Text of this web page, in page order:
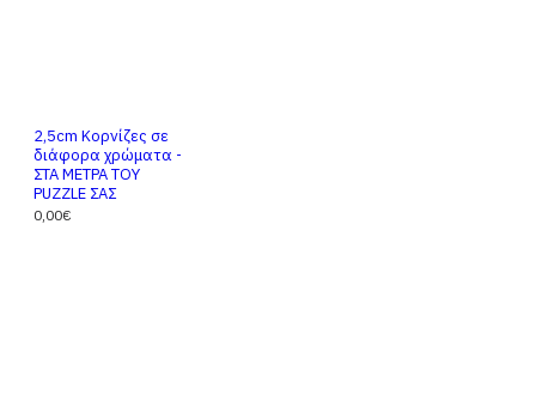
2,5cm Κορνίζες σε
διάφορα χρώματα -
ΣΤΑ ΜΕΤΡΑ ΤΟΥ
PUZZLE ΣΑΣ
0,00€